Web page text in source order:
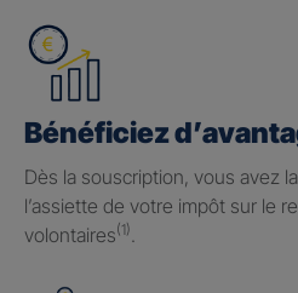
Bénéficiez
Dès la souscription, vous avez
l’assiette de votre impôt sur le
volontaires(1).